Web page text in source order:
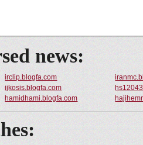
news:
irclip.blogfa.com
ijkosis.blogfa.com
hamidhami.blogfa.com